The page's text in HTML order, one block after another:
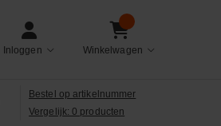
Inloggen Winkelwagen
Bestel op artikelnummer
Vergelijk: 0 producten